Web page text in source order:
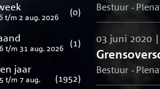
t/m 2 aug. 2026
(0)
t/m 31 aug. 2026
(1 )
jaar
t/m 7 aug.
(1952)
Bestuur -
03 juni 2020
Bestuur -